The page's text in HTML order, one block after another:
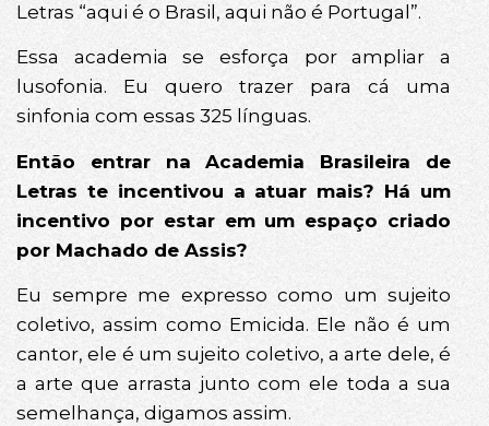
Letras “aqui é o Brasil, aqui não é Portugal”.
Essa academia se esforça por ampliar a
lusofonia. Eu quero trazer para cá uma
sinfonia com essas 325 línguas.
Então entrar na Academia Brasileira de
Letras te incentivou a atuar mais? Há um
incentivo por estar em um espaço criado
por Machado de Assis?
Eu sempre me expresso como um sujeito
coletivo, assim como Emicida. Ele não é um
cantor, ele é um sujeito coletivo, a arte dele, é
a arte que arrasta junto com ele toda a sua
semelhança, digamos assim.